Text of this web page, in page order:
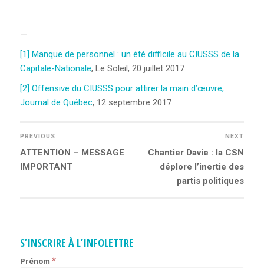
—
[1] Manque de personnel : un été difficile au CIUSSS de la
Capitale-Nationale, Le Soleil, 20 juillet 2017
[2] Offensive du CIUSSS pour attirer la main d’œuvre,
Journal de Québec, 12 septembre 2017
NAVIGATION
PREVIOUS
Previous
post:
ATTENTION – MESSAGE
IMPORTANT
NEXT
Next
post:
Chantier Davie : la CSN
déplore l’inertie des
partis politiques
S’INSCRIRE À L’INFOLETTRE
Prénom*